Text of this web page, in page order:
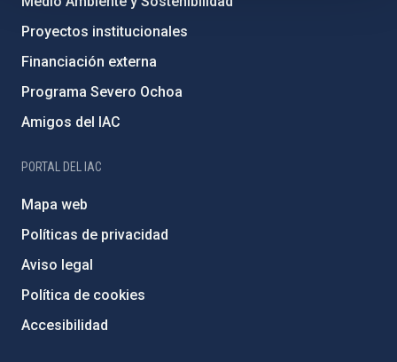
Proyectos institucionales
Financiación externa
Programa Severo Ochoa
Amigos del IAC
PORTAL DEL IAC
Mapa web
Políticas de privacidad
Aviso legal
Política de cookies
Accesibilidad